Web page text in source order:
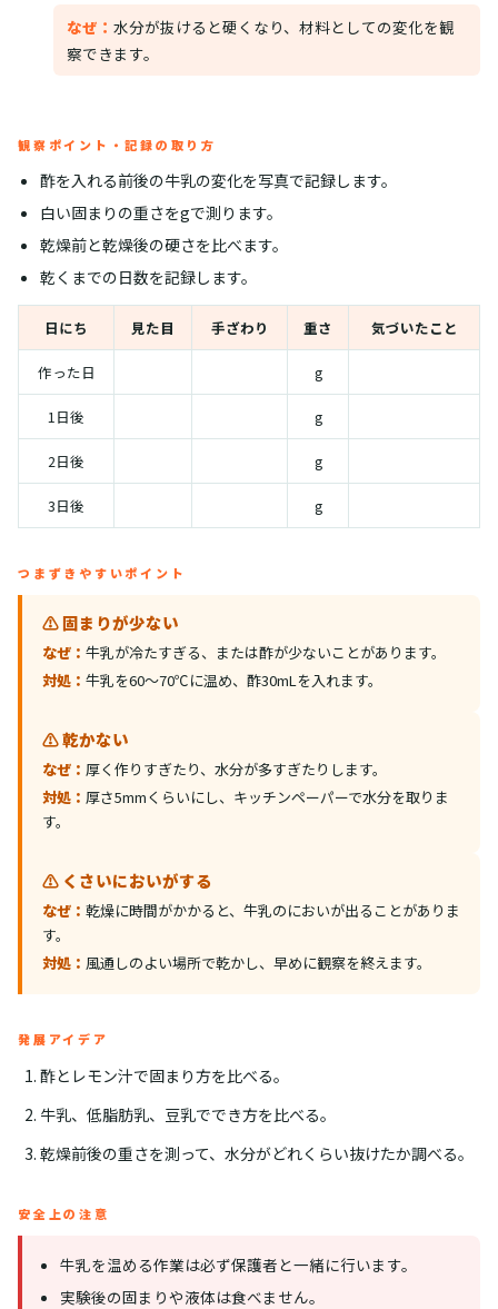
なぜ： 水分が抜けると硬くなり、材料としての変化を観
察できます。
観察ポイント・記録の取り方
酢を入れる前後の牛乳の変化を写真で記録します。
白い固まりの重さをgで測ります。
乾燥前と乾燥後の硬さを比べます。
乾くまでの日数を記録します。
日にち 見た目 手ざわり 重さ 気づいたこと
作った日 g
1日後 g
2日後 g
3日後 g
つまずきやすいポイント
⚠️ 固まりが少ない
なぜ： 牛乳が冷たすぎる、または酢が少ないことがあります。
対処： 牛乳を60〜70℃に温め、酢30mLを入れます。
⚠️ 乾かない
なぜ： 厚く作りすぎたり、水分が多すぎたりします。
対処： 厚さ5mmくらいにし、キッチンペーパーで水分を取りま
す。
⚠️ くさいにおいがする
なぜ： 乾燥に時間がかかると、牛乳のにおいが出ることがありま
す。
対処： 風通しのよい場所で乾かし、早めに観察を終えます。
発展アイデア
酢とレモン汁で固まり方を比べる。
牛乳、低脂肪乳、豆乳ででき方を比べる。
乾燥前後の重さを測って、水分がどれくらい抜けたか調べる。
安全上の注意
牛乳を温める作業は必ず保護者と一緒に行います。
実験後の固まりや液体は食べません。